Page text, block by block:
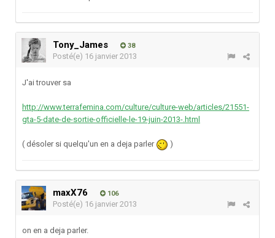
Tony_James 38
Posté(e) 16 janvier 2013
J'ai trouver sa
http://www.terrafemina.com/culture/culture-web/articles/21551-
gta-5-date-de-sortie-officielle-le-19-juin-2013-.html
( désoler si quelqu'un en a deja parler )
maxX76 106
Posté(e) 16 janvier 2013
on en a deja parler.